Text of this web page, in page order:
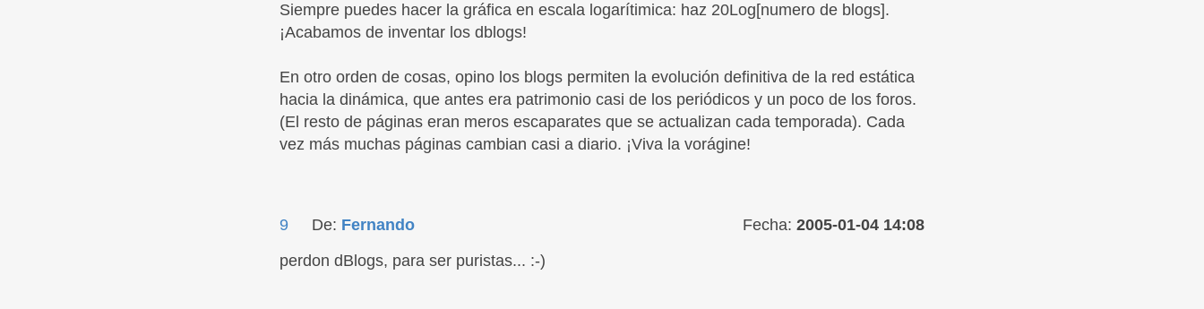
Siempre puedes hacer la gráfica en escala logarítimica: haz 20Log[numero de blogs].
¡Acabamos de inventar los dblogs!
En otro orden de cosas, opino los blogs permiten la evolución definitiva de la red estática
hacia la dinámica, que antes era patrimonio casi de los periódicos y un poco de los foros.
(El resto de páginas eran meros escaparates que se actualizan cada temporada). Cada
vez más muchas páginas cambian casi a diario. ¡Viva la vorágine!
9 De: Fernando Fecha: 2005-01-04 14:08
perdon dBlogs, para ser puristas... :-)